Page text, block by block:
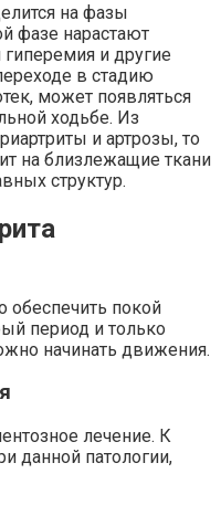
на фазы
фазе нарастают
и другие
в стадию
может появляться
ходьбе. Из
и артрозы, то
на близлежащие ткани
структур.
обеспечить покой
период и только
начинать движения.
лечение. К
данной патологии,